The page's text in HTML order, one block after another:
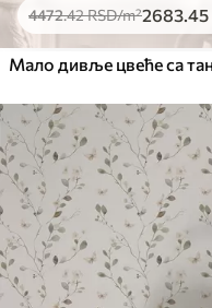
4472.42RSD/m²2683.45